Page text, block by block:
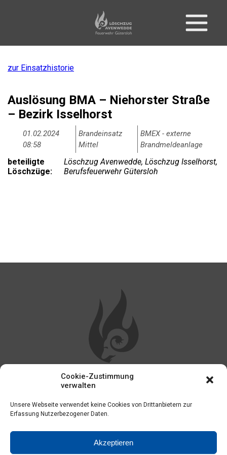
Cookie-Zustimmung
verwalten
Unsere Webseite verwendet keine Cookies von Drittanbietern zur
Erfassung Nutzerbezogener Daten.
Akzeptieren
zur Einsatzhistorie
Auslösung BMA – Niehorster Straße
– Bezirk Isselhorst
01.02.2024
08:58
Brandeinsatz
Mittel
BMEX - externe
Brandmeldeanlage
beteiligte
Löschzüge:
Löschzug Avenwedde, Löschzug Isselhorst,
Berufsfeuerwehr Gütersloh
WEITERE LINKS
Impressum
Kontakt